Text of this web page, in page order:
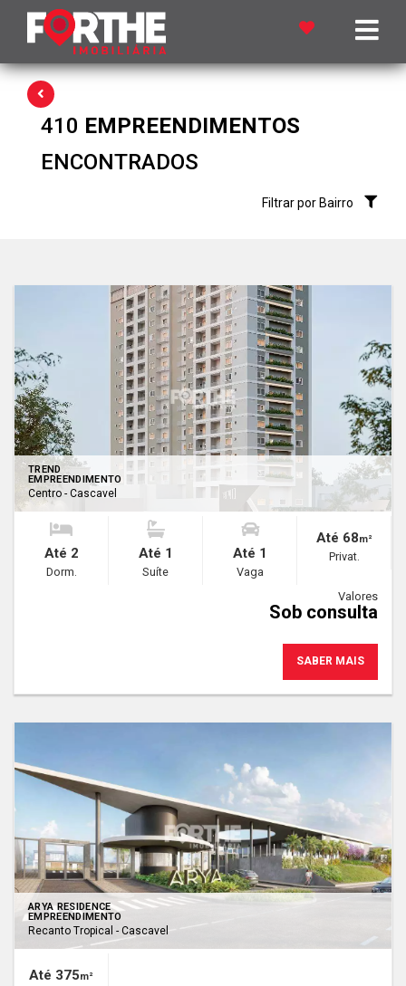
410 EMPREENDIMENTOS
ENCONTRADOS
Filtrar por Bairro
TREND
EMPREENDIMENTO
Centro - Cascavel
Até 2
Dorm.
Até 1
Suíte
Até 1
Vaga
Até 68m²
Privat.
Valores
Sob consulta
SABER MAIS
ARYA RESIDENCE
EMPREENDIMENTO
Recanto Tropical - Cascavel
Até 375m²